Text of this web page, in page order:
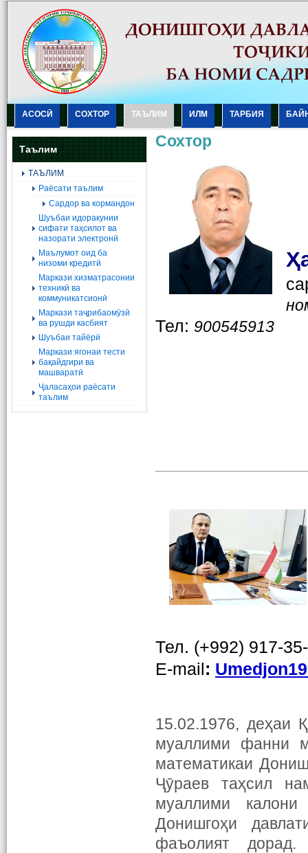
АСОСӢ СОХТОР ТАЪЛИМ ИЛМ ТАРБИЯ
Таълим
ТАЪЛИМ
Раёсати таълим
Сардор ва кормандон
Шуъбаи идоракунии
сифати таҳсилот ва
назорати электронӣ
Маълумот оид ба
низоми кредитӣ
Маркази хизматрасонии
техникӣ ва
коммуникатсионӣ
Маркази таҷрибаомӯзӣ
ва рушди касбият
Шуъбаи тайёрӣ
Маркази ягонаи тести
бақайдгири ва
машваратӣ
Ҷаласаҳои раёсати
таълим
Сохтор
Тел: 900545913
Тел. (+992) 917-
E-mail : Umedjon
15.02.1976, деҳаи
муаллими фанни
математикаи
Ҷӯраев таҳсил
муаллими
Донишгоҳи
фаъолият